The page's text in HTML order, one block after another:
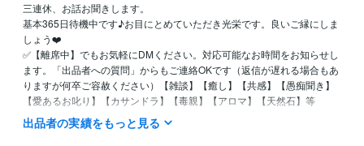
三連休、お話お聞きします。
基本365日待機中です♪お目にとめていただき光栄です。良いご縁にしま
しょう❤️
✅【離席中】でもお気軽にDMください。対応可能なお時間をお知らせし
ます。「出品者への質問」からもご連絡OKです（返信が遅れる場合もあ
りますが何卒ご容赦ください）【雑談】【癒し】【共感】【愚痴聞き】
【愛あるお叱り】【カサンドラ】【毒親】【アロマ】【天然石】等
⭐️標準語・関西弁どちらでもOK！敬語・タメ口、秘書口調のビジネスモ
ードも対応可。
出品者の実績をもっと見る